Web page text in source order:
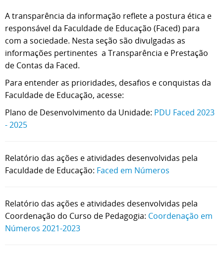
A transparência da informação reflete a postura ética e
responsável da Faculdade de Educação (Faced) para
com a sociedade. Nesta seção são divulgadas as
informações pertinentes a Transparência e Prestação
de Contas da Faced.
Para entender as prioridades, desafios e conquistas da
Faculdade de Educação, acesse:
Plano de Desenvolvimento da Unidade: PDU Faced 2023
- 2025
Relatório das ações e atividades desenvolvidas pela
Faculdade de Educação: Faced em Números
Relatório das ações e atividades desenvolvidas pela
Coordenação do Curso de Pedagogia: Coordenação em
Números 2021-2023